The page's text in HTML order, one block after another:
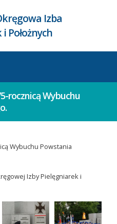
Izba
Położnych
rocznicą Wybuchu
Wybuchu Powstania
Izby Pielęgniarek i